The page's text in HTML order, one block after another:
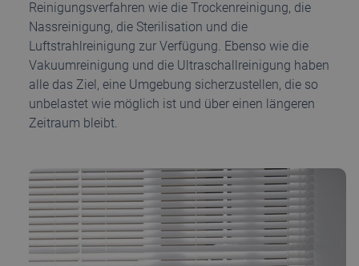
Reinigungsverfahren wie die Trockenreinigung, die
Nassreinigung, die Sterilisation und die
Luftstrahlreinigung zur Verfügung. Ebenso wie die
Vakuumreinigung und die Ultraschallreinigung haben
alle das Ziel, eine Umgebung sicherzustellen, die so
unbelastet wie möglich ist und über einen längeren
Zeitraum bleibt.